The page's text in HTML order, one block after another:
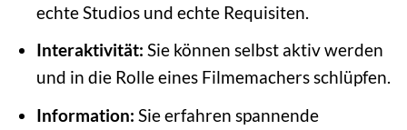
echte Studios und echte Requisiten.
Interaktivität: Sie können selbst aktiv werden
und in die Rolle eines Filmemachers schlüpfen.
Information: Sie erfahren spannende